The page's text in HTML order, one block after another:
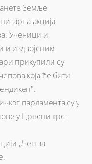
Земље
акција
Ученици и
и издвојеним
прикупили су
која ће бити
парламента су у
у Црвени крст
,,Чеп за